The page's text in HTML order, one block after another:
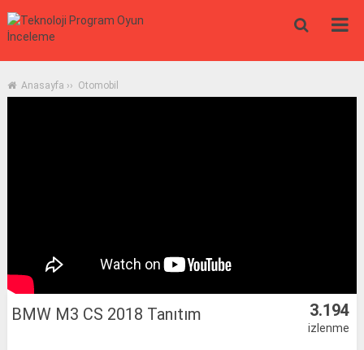
Anasayfa ›› Otomobil
BMW M3 CS 2018 Tanıtım 3.194
izlenme